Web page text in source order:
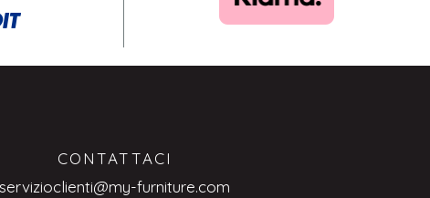
CONTATTACI
servizioclienti@my-furniture.com